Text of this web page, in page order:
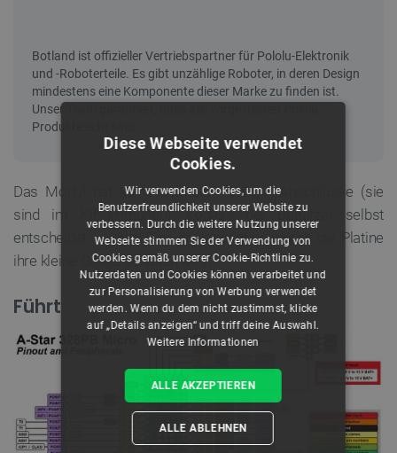
Das Modul hat keine gelöteten Goldpin-Anschlüsse (sie
sind im Kit enthalten), sodass der Benutzer selbst
entscheidet, welche Pins er benötigt, wodurch die Platine
ihre kleine Größe behalten kann.
Führt
Diese Webseite verwendet
Cookies.
Wir verwenden Cookies, um die
Benutzerfreundlichkeit unserer Website zu
verbessern. Durch die weitere Nutzung unserer
Webseite stimmen Sie der Verwendung von
Cookies gemäß unserer Cookie-Richtlinie zu.
Nutzerdaten und Cookies können verarbeitet und
zur Personalisierung von Werbung verwendet
werden. Wenn du dem nicht zustimmst, klicke
auf „Details anzeigen“ und triff deine Auswahl.
Weitere Informationen
ALLE AKZEPTIEREN
ALLE ABLEHNEN